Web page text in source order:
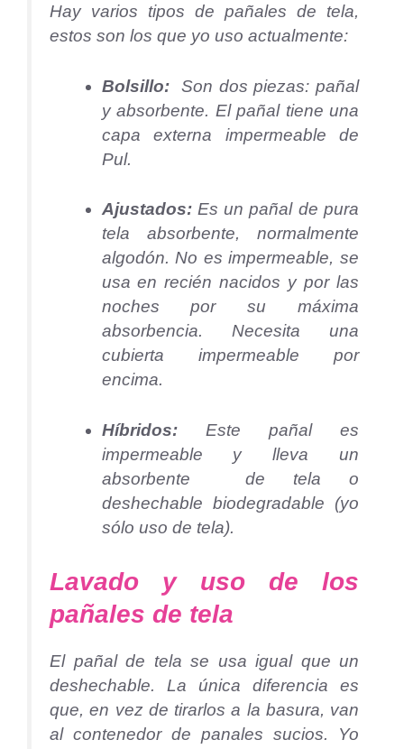
Hay varios tipos de pañales de tela,
estos son los que yo uso actualmente:
Bolsillo:
Son dos piezas: pañal
y absorbente. El pañal tiene una
capa externa impermeable de
Pul.
Ajustados:Es un pañal de pura
tela absorbente, normalmente
algodón. No es impermeable, se
usa en recién nacidos y por las
noches por su máxima
absorbencia. Necesita una
cubierta impermeable por
encima.
Híbridos:Este pañal es
impermeable y lleva un
absorbente de tela o
deshechable biodegradable (yo
sólo uso de tela).
Lavado y uso de los
pañales de tela
El pañal de tela se usa igual que un
deshechable. La única diferencia es
que, en vez de tirarlos a la basura, van
al contenedor de panales sucios. Yo